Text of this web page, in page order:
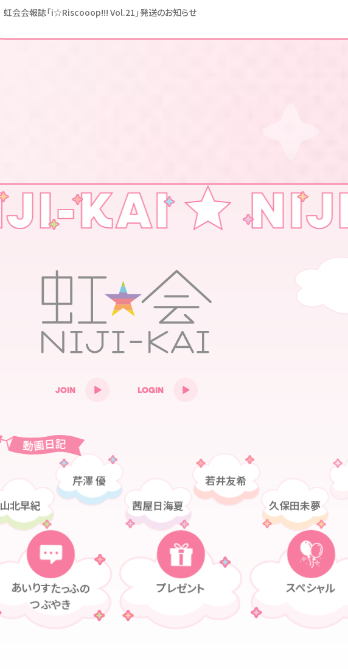
虹会会報誌「i☆Riscooop!!! Vol.21」発送のお知らせ
JOIN LOGIN
山北早紀
芹澤 優
茜屋日海夏
若井友希
久保田未夢
あいりすたっふの
つぶやき
プレゼント スペシャル